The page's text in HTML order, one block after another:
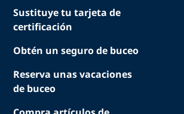
Sustituye tu tarjeta de
certificación
Obtén un seguro de buceo
Reserva unas vacaciones
de buceo